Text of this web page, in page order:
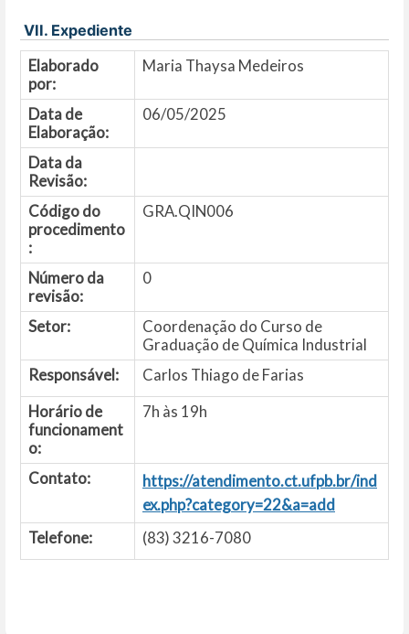
VII. Expediente
Elaborado
por:
Maria Thaysa Medeiros
Data de
Elaboração:
06/05/2025
Data da
Revisão:
Código do
procedimento
:
GRA.QIN006
Número da
revisão:
0
Setor:
Coordenação do Curso de
Graduação de Química Industrial
Responsável:
Carlos Thiago de Farias
Horário de
funcionament
o:
7h às 19h
Contato:
https://atendimento.ct.ufpb.br/ind
ex.php?category=22&a=add
Telefone:
(83) 3216-7080